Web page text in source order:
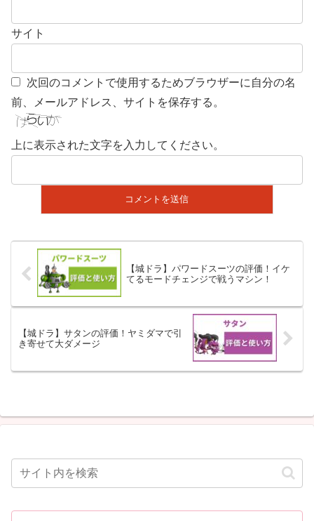
サイト
次回のコメントで使用するためブラウザーに自分の名
前、メールアドレス、サイトを保存する。
上に表示された文字を入力してください。
【城ドラ】パワードスーツの評価！イケ
てるモードチェンジで戦うマシン！
【城ドラ】サタンの評価！ヤミダマで引
き寄せて大ダメージ